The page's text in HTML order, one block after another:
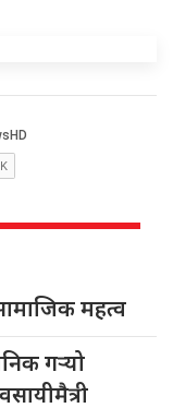
महत्व
गर्‍यो